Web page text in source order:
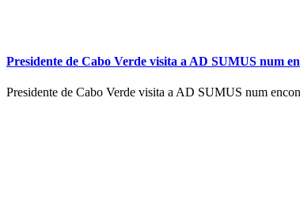
Presidente de Cabo Verde visita a AD SUMUS num
Presidente de Cabo Verde visita a AD SUMUS num